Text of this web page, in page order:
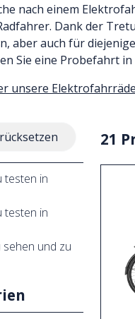
nach einem
Dank der
aber auch für
Sie eine Probefahrt
unsere
testen in
testen in
sehen und zu
21